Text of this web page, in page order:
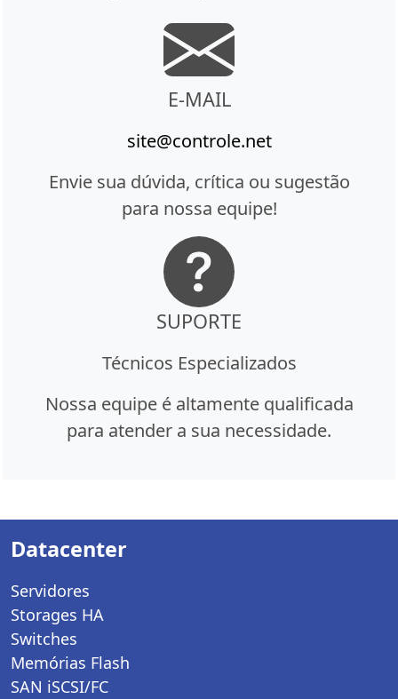
E-MAIL
site@controle.net
Envie sua dúvida, crítica ou sugestão
para nossa equipe!
SUPORTE
Técnicos Especializados
Nossa equipe é altamente qualificada
para atender a sua necessidade.
Datacenter
Servidores
Storages HA
Switches
Memórias Flash
SAN iSCSI/FC